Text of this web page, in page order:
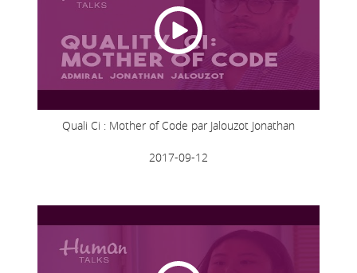
Quali Ci : Mother of Code par Jalouzot Jonathan
2017-09-12